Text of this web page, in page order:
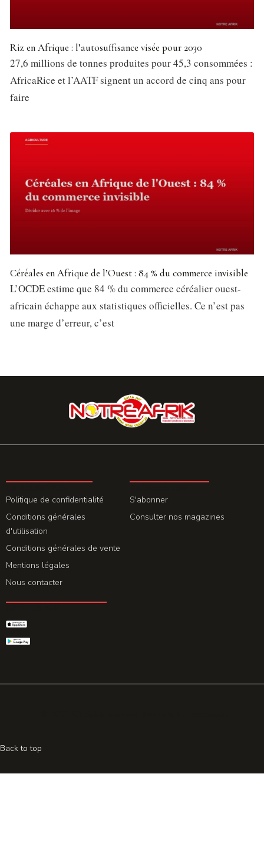
Riz en Afrique : l’autosuffisance visée pour 2030
27,6 millions de tonnes produites pour 45,3 consommées :
AfricaRice et l’AATF signent un accord de cinq ans pour
faire
Céréales en Afrique de l’Ouest : 84 % du commerce invisible
L’OCDE estime que 84 % du commerce céréalier ouest-
africain échappe aux statistiques officielles. Ce n’est pas
une marge d’erreur, c’est
Politique de confidentialité
Conditions générales
d'utilisation
Conditions générales de vente
Mentions légales
Nous contacter
S'abonner
Consulter nos magazines
Back to top